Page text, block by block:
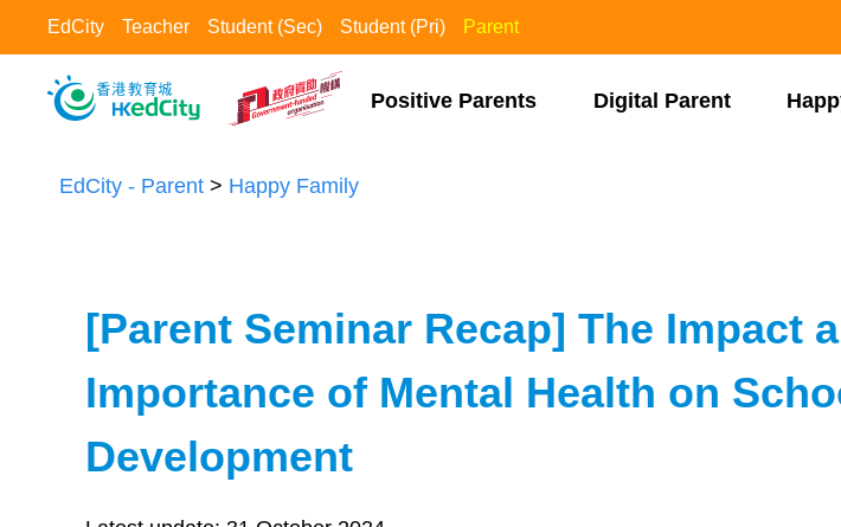
EdCity Teacher Student (Sec) Student (Pri) Parent
Positive Parents​ Digital Parent​
EdCity - Parent > Happy Family​
[Parent Seminar Recap] The Impact
Importance of Mental Health on
Development